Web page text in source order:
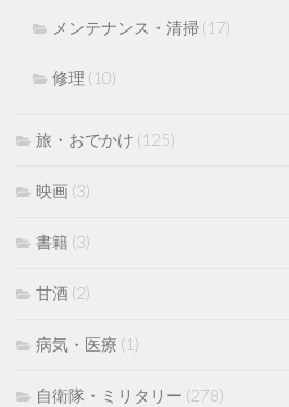
メンテナンス・清掃 (17)
修理 (10)
旅・おでかけ (125)
映画 (3)
書籍 (3)
甘酒 (2)
病気・医療 (1)
自衛隊・ミリタリー (278)